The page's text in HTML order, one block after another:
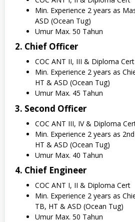
Min. Experience 2 years as
ASD (Ocean Tug)
Umur Max. 50 Tahun
2. Chief Officer
COC ANT II, III & Diploma Cert
Min. Experience 2 years as
HT & ASD (Ocean Tug)
Umur Max. 45 Tahun
3. Second Officer
COC ANT III, IV & Diploma
Min. Experience 2 years as
HT & ASD (Ocean Tug)
Umur Max. 40 Tahun
4. Chief Engineer
COC ANT I, II & Diploma Cert
Min. Experience 2 years as
TB, HT & ASD (Ocean Tug)
Umur Max. 50 Tahun